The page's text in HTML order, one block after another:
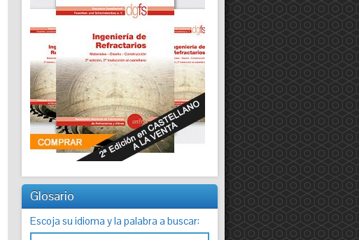
Glosario
Escoja su idioma y la palabra a buscar: